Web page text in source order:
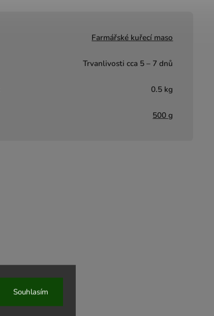
Souhlasím
Farmářské kuřecí maso
Trvanlivosti cca 5 – 7 dnů
0.5 kg
500 g